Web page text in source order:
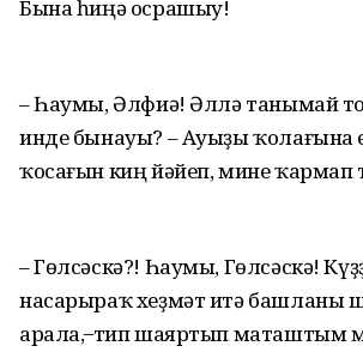
Бына һиңә осрашыу!
– Һаумы, Әлфиә! Әллә танымай
инде бынауы? – Ауыҙы ҡолағына
ҡосағын киң йәйеп, мине ҡармап
– Гөлсәскә?! Һаумы, Гөлсәскә!
насарыраҡ хеҙмәт итә башланы
арала, ̶ тип шаяртып маташтым